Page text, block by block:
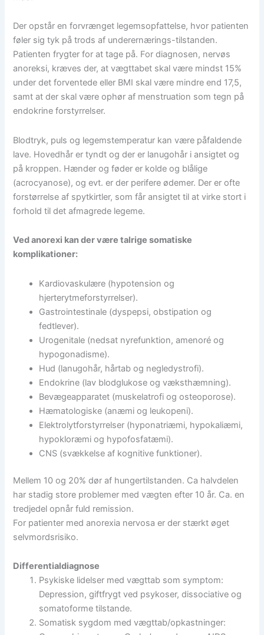
Der opstår en forvrænget legemsopfattelse, hvor patienten
føler sig tyk på trods af underernærings-tilstanden.
Patienten frygter for at tage på. For diagnosen, nervøs
anoreksi, kræves der, at vægttabet skal være mindst 15%
under det forventede eller BMI skal være mindre end 17,5,
samt at der skal være ophør af menstruation som tegn på
endokrine forstyrrelser.
Blodtryk, puls og legemstemperatur kan være påfaldende
lave. Hovedhår er tyndt og der er lanugohår i ansigtet og
på kroppen. Hænder og føder er kolde og blålige
(acrocyanose), og evt. er der perifere ødemer. Der er ofte
forstørrelse af spytkirtler, som får ansigtet til at virke stort i
forhold til det afmagrede legeme.
Ved anorexi kan der være talrige somatiske
komplikationer:
Kardiovaskulære (hypotension og
hjerterytmeforstyrrelser).
Gastrointestinale (dyspepsi, obstipation og
fedtlever).
Urogenitale (nedsat nyrefunktion, amenoré og
hypogonadisme).
Hud (lanugohår, hårtab og negledystrofi).
Endokrine (lav blodglukose og væksthæmning).
Bevægeapparatet (muskelatrofi og osteoporose).
Hæmatologiske (anæmi og leukopeni).
Elektrolytforstyrrelser (hyponatriæmi, hypokaliæmi,
hypokloræmi og hypofosfatæmi).
CNS (svækkelse af kognitive funktioner).
Mellem 10 og 20% dør af hungertilstanden. Ca halvdelen
har stadig store problemer med vægten efter 10 år. Ca. en
tredjedel opnår fuld remission.
For patienter med anorexia nervosa er der stærkt øget
selvmordsrisiko.
Differentialdiagnose
Psykiske lidelser med vægttab som symptom:
Depression, giftfrygt ved psykoser, dissociative og
somatoforme tilstande.
Somatisk sygdom med vægttab/opkastninger: